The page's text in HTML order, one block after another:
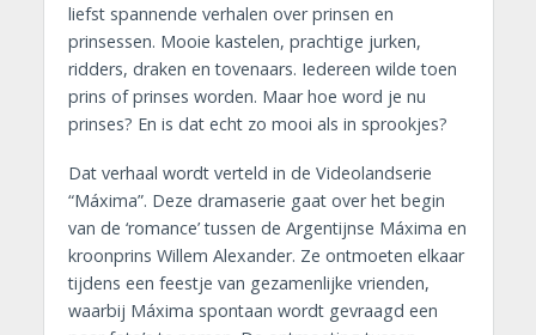
liefst spannende verhalen over prinsen en
prinsessen. Mooie kastelen, prachtige jurken,
ridders, draken en tovenaars. Iedereen wilde toen
prins of prinses worden. Maar hoe word je nu
prinses? En is dat echt zo mooi als in sprookjes?
Dat verhaal wordt verteld in de Videolandserie
“Máxima”. Deze dramaserie gaat over het begin
van de ‘romance’ tussen de Argentijnse Máxima en
kroonprins Willem Alexander. Ze ontmoeten elkaar
tijdens een feestje van gezamenlijke vrienden,
waarbij Máxima spontaan wordt gevraagd een